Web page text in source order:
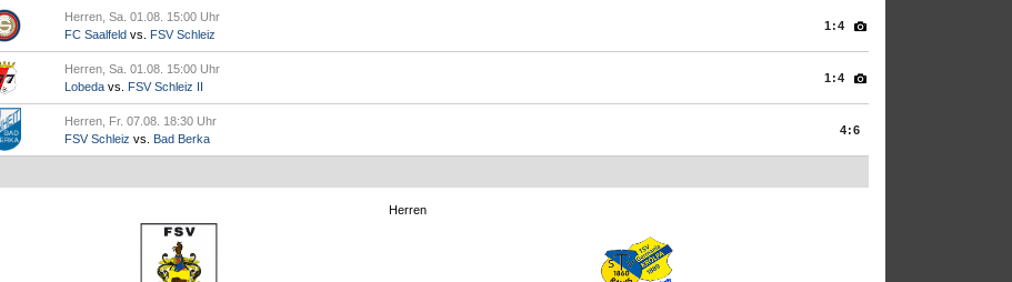
Herren, Sa. 01.08. 15:00 Uhr
FC Saalfeld vs. FSV Schleiz
1:4
Herren, Sa. 01.08. 15:00 Uhr
Lobeda vs. FSV Schleiz II
1:4
Herren, Fr. 07.08. 18:30 Uhr
FSV Schleiz vs. Bad Berka
4:6
Herren